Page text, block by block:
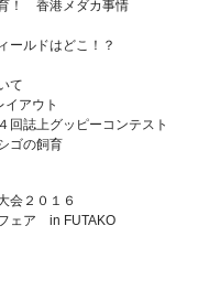
！ 香港メダカ事情
ールドはどこ！？
て
イアウト
誌上グッピーコンテスト
ゴの飼育
２０１６
ェア in FUTAKO